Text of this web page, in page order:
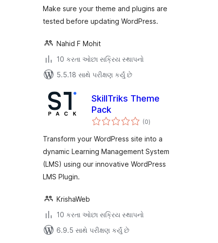
Make sure your theme and plugins are
tested before updating WordPress.
Nahid F Mohit
10 કરતા ઓછા સક્રિય સ્થાપનો
5.5.18 સાથે પરીક્ષણ કર્યું છે
SkillTriks Theme
Pack
(0કુલ
રેટિંગ્સ
)
Transform your WordPress site into a
dynamic Learning Management System
(LMS) using our innovative WordPress
LMS Plugin.
KrishaWeb
10 કરતા ઓછા સક્રિય સ્થાપનો
6.9.5 સાથે પરીક્ષણ કર્યું છે